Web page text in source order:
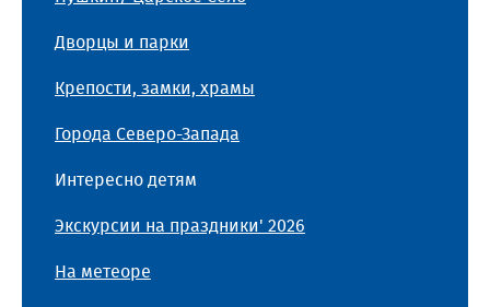
Дворцы и парки
Крепости, замки, храмы
Города Северо-Запада
Интересно детям
Экскурсии на праздники' 2026
На метеоре